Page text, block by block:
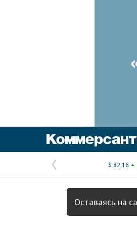
Предыдущая
страница
$ 82,16
Оставаясь на